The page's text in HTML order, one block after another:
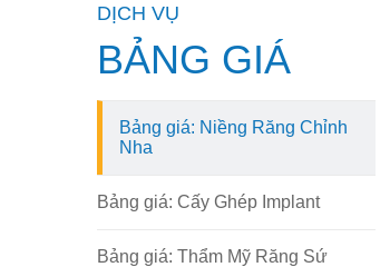
DỊCH VỤ
BẢNG GIÁ
Bảng giá: Niềng Răng Chỉnh
Nha
Bảng giá: Cấy Ghép Implant
Bảng giá: Thẩm Mỹ Răng Sứ